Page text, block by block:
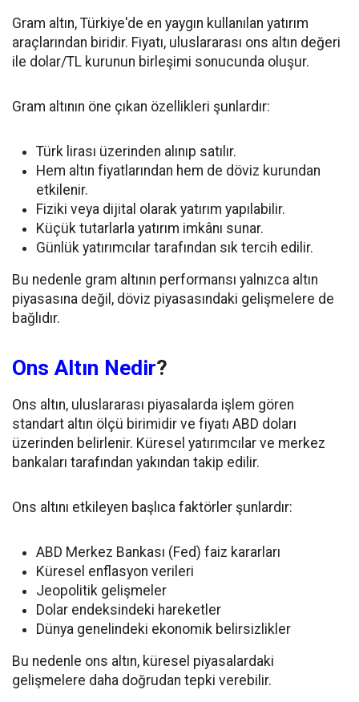
Gram altın, Türkiye'de en yaygın kullanılan yatırım
araçlarından biridir. Fiyatı, uluslararası ons altın değeri
ile dolar/TL kurunun birleşimi sonucunda oluşur.
Gram altının öne çıkan özellikleri şunlardır:
Türk lirası üzerinden alınıp satılır.
Hem altın fiyatlarından hem de döviz kurundan
etkilenir.
Fiziki veya dijital olarak yatırım yapılabilir.
Küçük tutarlarla yatırım imkânı sunar.
Günlük yatırımcılar tarafından sık tercih edilir.
Bu nedenle gram altının performansı yalnızca altın
piyasasına değil, döviz piyasasındaki gelişmelere de
bağlıdır.
Ons Altın Nedir?
Ons altın, uluslararası piyasalarda işlem gören
standart altın ölçü birimidir ve fiyatı ABD doları
üzerinden belirlenir. Küresel yatırımcılar ve merkez
bankaları tarafından yakından takip edilir.
Ons altını etkileyen başlıca faktörler şunlardır:
ABD Merkez Bankası (Fed) faiz kararları
Küresel enflasyon verileri
Jeopolitik gelişmeler
Dolar endeksindeki hareketler
Dünya genelindeki ekonomik belirsizlikler
Bu nedenle ons altın, küresel piyasalardaki
gelişmelere daha doğrudan tepki verebilir.